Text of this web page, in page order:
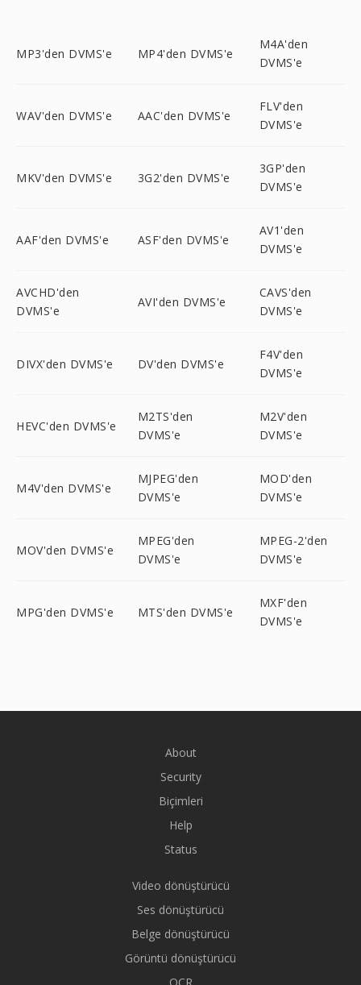
MP3'den DVMS'e MP4'den DVMS'e
M4A'den
DVMS'e
WAV'den DVMS'e AAC'den DVMS'e
FLV'den
DVMS'e
MKV'den DVMS'e 3G2'den DVMS'e
3GP'den
DVMS'e
AAF'den DVMS'e ASF'den DVMS'e
AV1'den
DVMS'e
AVCHD'den
DVMS'e
AVI'den DVMS'e
CAVS'den
DVMS'e
DIVX'den DVMS'e DV'den DVMS'e
F4V'den
DVMS'e
HEVC'den DVMS'e
M2TS'den
DVMS'e
M2V'den
DVMS'e
M4V'den DVMS'e
MJPEG'den
DVMS'e
MOD'den
DVMS'e
MOV'den DVMS'e
MPEG'den
DVMS'e
MPEG-2'den
DVMS'e
MPG'den DVMS'e MTS'den DVMS'e
MXF'den
DVMS'e
About
Security
Biçimleri
Help
Status
Video dönüştürücü
Ses dönüştürücü
Belge dönüştürücü
Görüntü dönüştürücü